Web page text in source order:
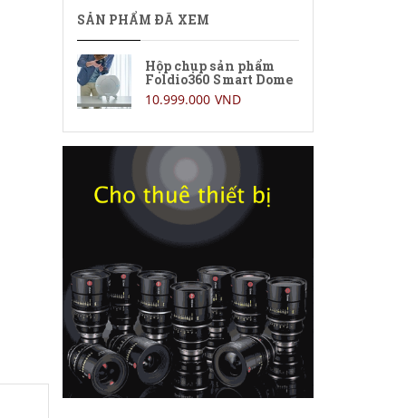
SẢN PHẨM ĐÃ XEM
Hộp chụp sản phẩm
Foldio360 Smart Dome
10.999.000 VND